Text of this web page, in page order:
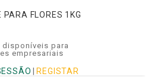
PARA FLORES 1KG
disponíveis para
empresariais
REGISTAR